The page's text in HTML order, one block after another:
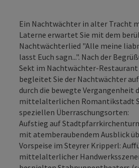
Ein Nachtwächter in alter Tracht
Laterne erwartet Sie mit dem
Nachtwächterlied "Alle meine
lasst Euch sagn...". Nach der
Sekt im Nachtwächter-Restaurant
begleitet Sie der Nachtwächter
durch die bewegte Vergangenheit
mittelalterlichen Romantikstadt
speziellen Überraschungsorten:
Aufstieg auf
mit atemberaubendem Ausblick
Vorspeise im Steyrer Kripperl:
mittelalterlicher